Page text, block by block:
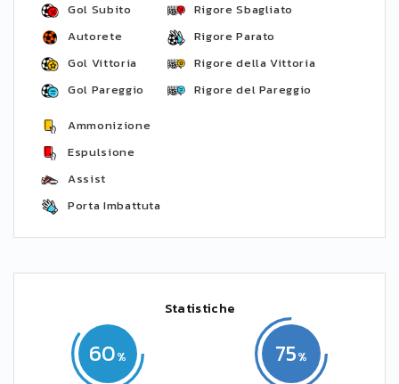
Gol Subito
Autorete
Gol Vittoria
Gol Pareggio
Rigore Sbagliato
Rigore Parato
Rigore della Vittoria
Rigore del Pareggio
Ammonizione
Espulsione
Assist
Porta Imbattuta
Statistiche
60 75